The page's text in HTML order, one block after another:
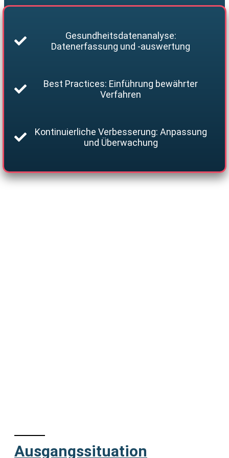
Gesundheitsdatenanalyse:
Datenerfassung und -auswertung
Best Practices: Einführung bewährter
Verfahren
Kontinuierliche Verbesserung: Anpassung
und Überwachung
Ausgangssituation